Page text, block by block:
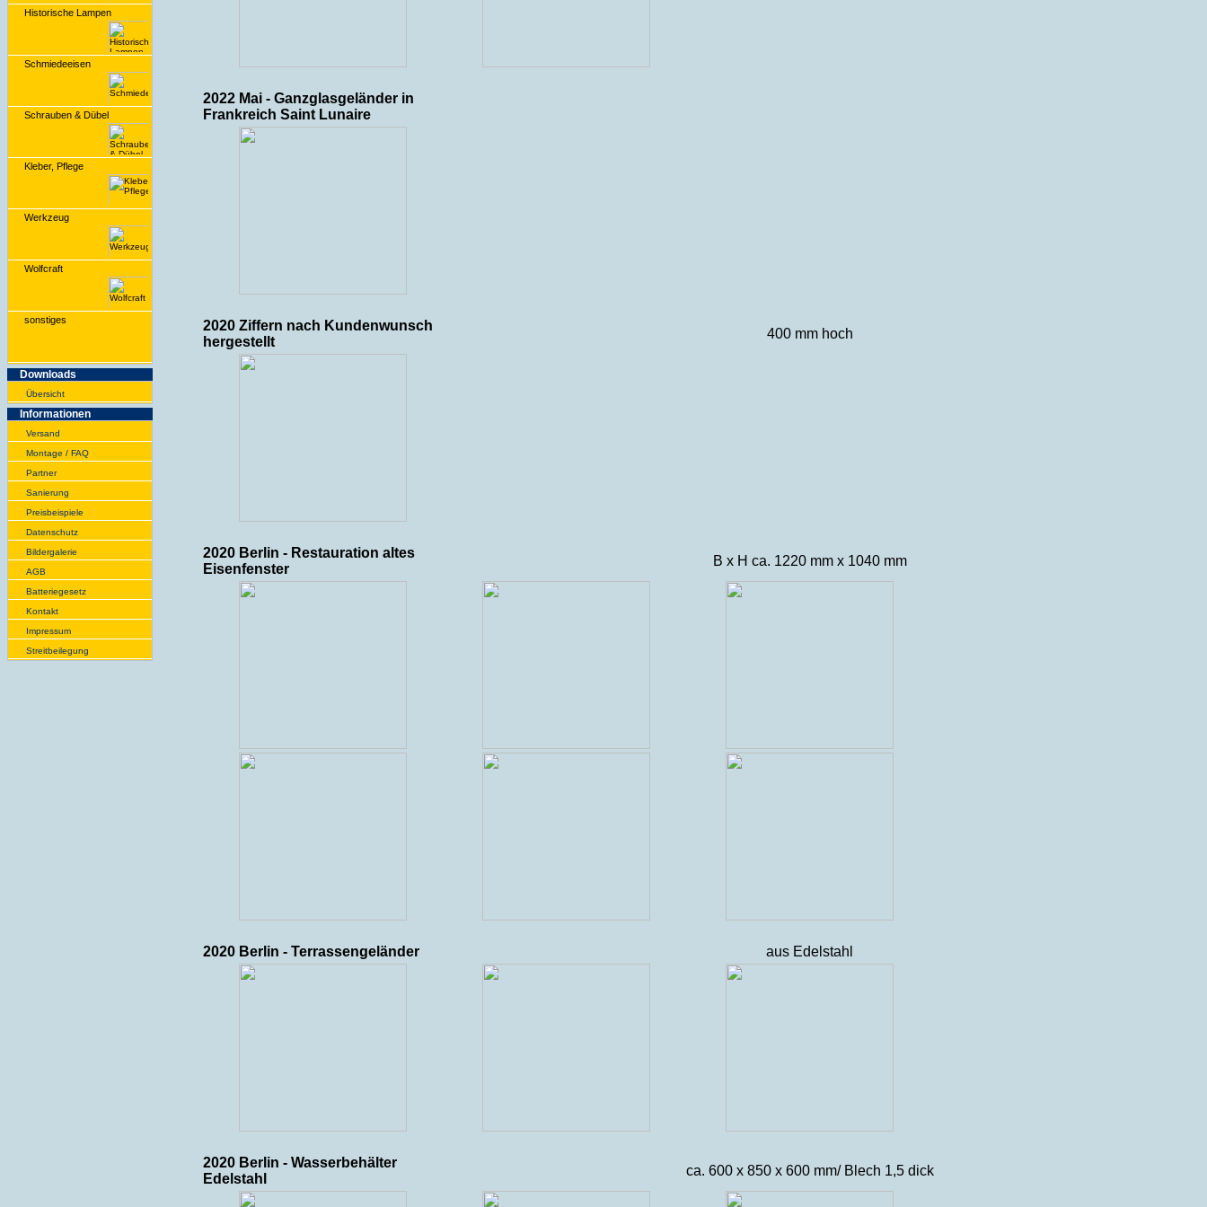
Historische Lampen
Schmiedeeisen
Schrauben & Dübel
Kleber, Pflege
Werkzeug
Wolfcraft
sonstiges
Downloads
Übersicht
Infor­ma­tionen
Versand
Montage / FAQ
Partner
Sanie­rung
Preis­beispiele
Daten­schutz
Bilder­galerie
AGB
Batte­rie­gesetz
Kontakt
Impres­sum
Streit­bei­legung
2022 Mai - Ganzglasgeländer in
Frankreich Saint Lunaire
2020 Ziffern nach Kundenwunsch
hergestellt
400 mm hoch
2020 Berlin - Restauration altes
Eisenfenster
B x H ca. 1220 mm x 1040 mm
2020 Berlin - Terrassengeländer aus Edelstahl
2020 Berlin - Wasserbehälter
Edelstahl
ca. 600 x 850 x 600 mm/ Blech 1,5 dick